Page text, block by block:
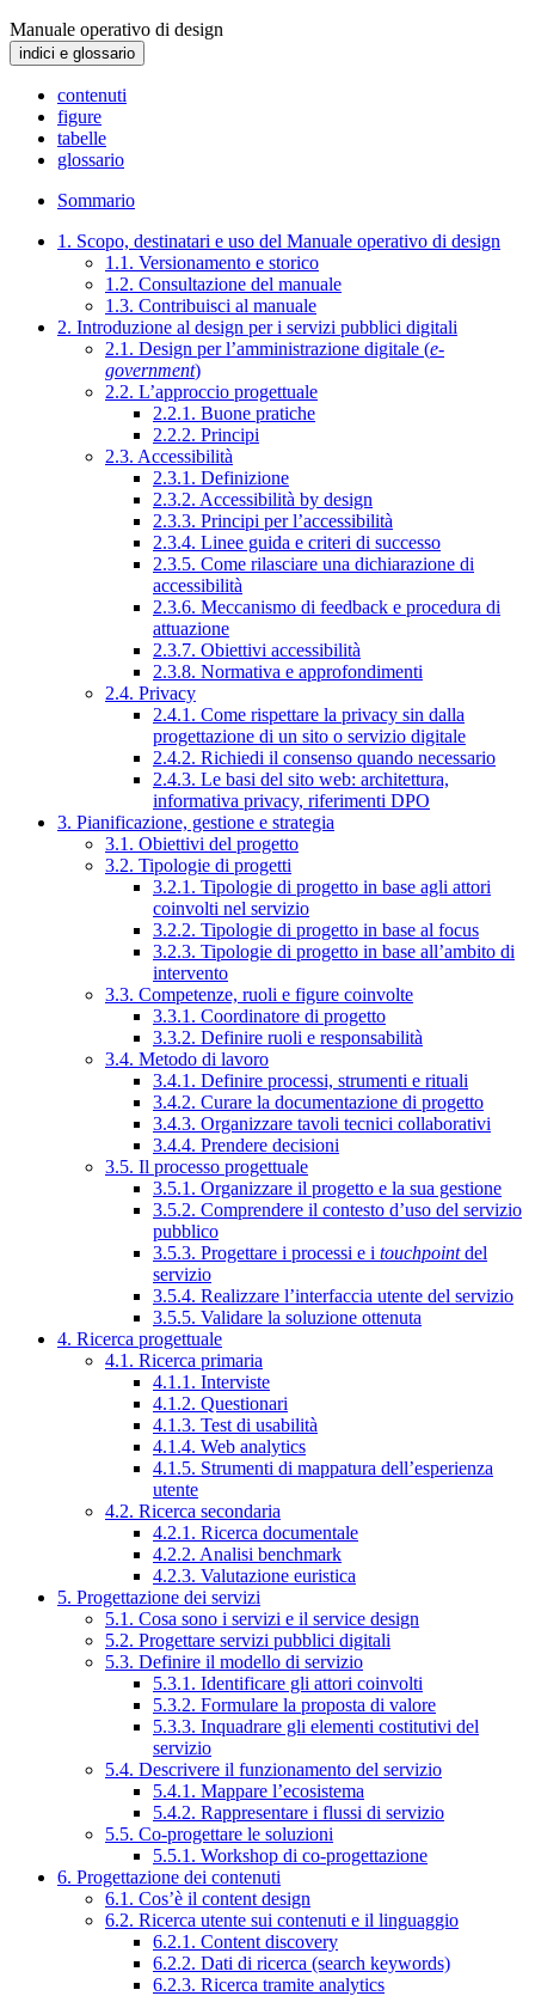
Manuale operativo di design
indici e glossario
contenuti
figure
tabelle
glossario
Sommario
1. Scopo, destinatari e uso del Manuale operativo di design
1.1. Versionamento e storico
1.2. Consultazione del manuale
1.3. Contribuisci al manuale
2. Introduzione al design per i servizi pubblici digitali
2.1. Design per l’amministrazione digitale (e-
government)
2.2. L’approccio progettuale
2.2.1. Buone pratiche
2.2.2. Principi
2.3. Accessibilità
2.3.1. Definizione
2.3.2. Accessibilità by design
2.3.3. Principi per l’accessibilità
2.3.4. Linee guida e criteri di successo
2.3.5. Come rilasciare una dichiarazione di
accessibilità
2.3.6. Meccanismo di feedback e procedura di
attuazione
2.3.7. Obiettivi accessibilità
2.3.8. Normativa e approfondimenti
2.4. Privacy
2.4.1. Come rispettare la privacy sin dalla
progettazione di un sito o servizio digitale
2.4.2. Richiedi il consenso quando necessario
2.4.3. Le basi del sito web: architettura,
informativa privacy, riferimenti DPO
3. Pianificazione, gestione e strategia
3.1. Obiettivi del progetto
3.2. Tipologie di progetti
3.2.1. Tipologie di progetto in base agli attori
coinvolti nel servizio
3.2.2. Tipologie di progetto in base al focus
3.2.3. Tipologie di progetto in base all’ambito di
intervento
3.3. Competenze, ruoli e figure coinvolte
3.3.1. Coordinatore di progetto
3.3.2. Definire ruoli e responsabilità
3.4. Metodo di lavoro
3.4.1. Definire processi, strumenti e rituali
3.4.2. Curare la documentazione di progetto
3.4.3. Organizzare tavoli tecnici collaborativi
3.4.4. Prendere decisioni
3.5. Il processo progettuale
3.5.1. Organizzare il progetto e la sua gestione
3.5.2. Comprendere il contesto d’uso del servizio
pubblico
3.5.3. Progettare i processi e i touchpointdel
servizio
3.5.4. Realizzare l’interfaccia utente del servizio
3.5.5. Validare la soluzione ottenuta
4. Ricerca progettuale
4.1. Ricerca primaria
4.1.1. Interviste
4.1.2. Questionari
4.1.3. Test di usabilità
4.1.4. Web analytics
4.1.5. Strumenti di mappatura dell’esperienza
utente
4.2. Ricerca secondaria
4.2.1. Ricerca documentale
4.2.2. Analisi benchmark
4.2.3. Valutazione euristica
5. Progettazione dei servizi
5.1. Cosa sono i servizi e il service design
5.2. Progettare servizi pubblici digitali
5.3. Definire il modello di servizio
5.3.1. Identificare gli attori coinvolti
5.3.2. Formulare la proposta di valore
5.3.3. Inquadrare gli elementi costitutivi del
servizio
5.4. Descrivere il funzionamento del servizio
5.4.1. Mappare l’ecosistema
5.4.2. Rappresentare i flussi di servizio
5.5. Co-progettare le soluzioni
5.5.1. Workshop di co-progettazione
6. Progettazione dei contenuti
6.1. Cos’è il content design
6.2. Ricerca utente sui contenuti e il linguaggio
6.2.1. Content discovery
6.2.2. Dati di ricerca (search keywords)
6.2.3. Ricerca tramite analytics